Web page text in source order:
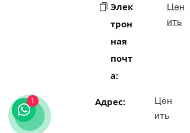
Элек
трон
ная
почт
а:
Цен
ить
Адрес:
Цен
ить
1